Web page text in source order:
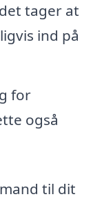
tager at
ind på
for
også
til dit